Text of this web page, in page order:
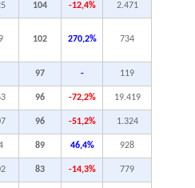
104 -12,4% 2.471
102 270,2% 734
97 - 119
96 -72,2% 19.419
96 -51,2% 1.324
89 46,4% 928
83 -14,3% 779